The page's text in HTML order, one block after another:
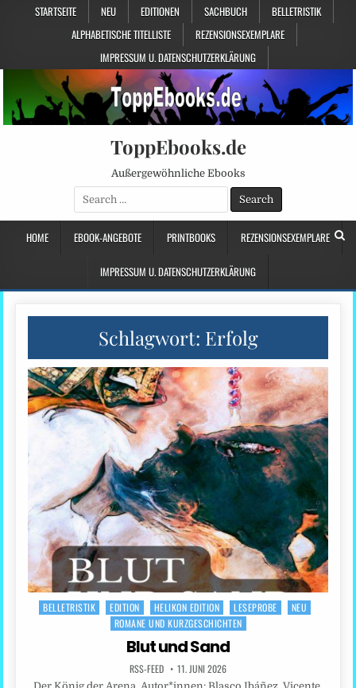
STARTSEITE NEU EDITIONEN SACHBUCH
BELLETRISTIK
ALPHABETISCHE TITELLISTE
REZENSIONSEXEMPLARE
IMPRESSUM U. DATENSCHUTZERKLÄRUNG
ToppEbooks.de
Außergewöhnliche Ebooks
Search
for:
HOME EBOOK-ANGEBOTE PRINTBOOKS REZENSIONSEXEMPLARE
IMPRESSUM U. DATENSCHUTZERKLÄRUNG
Schlagwort: Erfolg
Posted
BELLETRISTIK EDITION HELIKON EDITION LESEPROBE
NEU
ROMANE UND KURZGESCHICHTEN
Blut und Sand
RSS-FEED 11. JUNI 2026